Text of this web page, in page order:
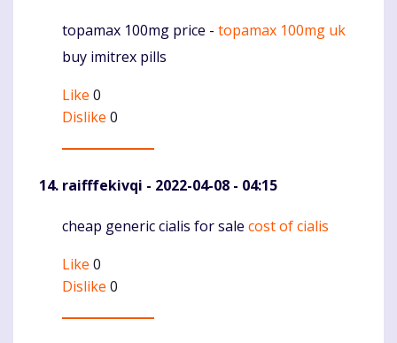
Komentaras
topamax 100mg price - topamax 100mg uk
buy imitrex pills
Like 0
Dislike 0
raifffekivqi - 2022-04-08 - 04:15
Komentaras
cheap generic cialis for sale cost of cialis
Like 0
Dislike 0